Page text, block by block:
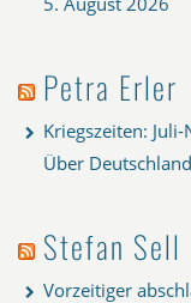
Petra Erler
Kriegszeiten: Juli-
Über
Stefan Sell
Vorzeitiger